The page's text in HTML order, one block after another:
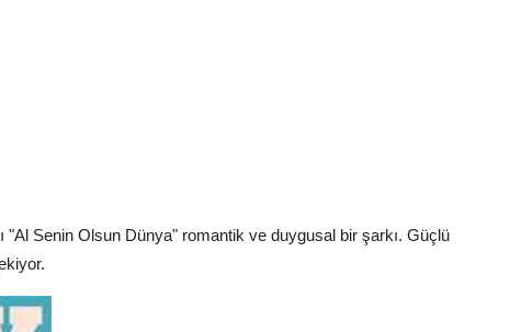
"Al Senin Olsun Dünya" romantik ve duygusal bir şarkı. Güçlü